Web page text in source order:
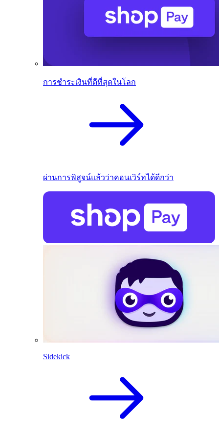
การชำระเงินที่ดีที่สุดในโลก
ผ่านการพิสูจน์แล้วว่าคอนเวิร์ทได้ดีกว่า
Sidekick